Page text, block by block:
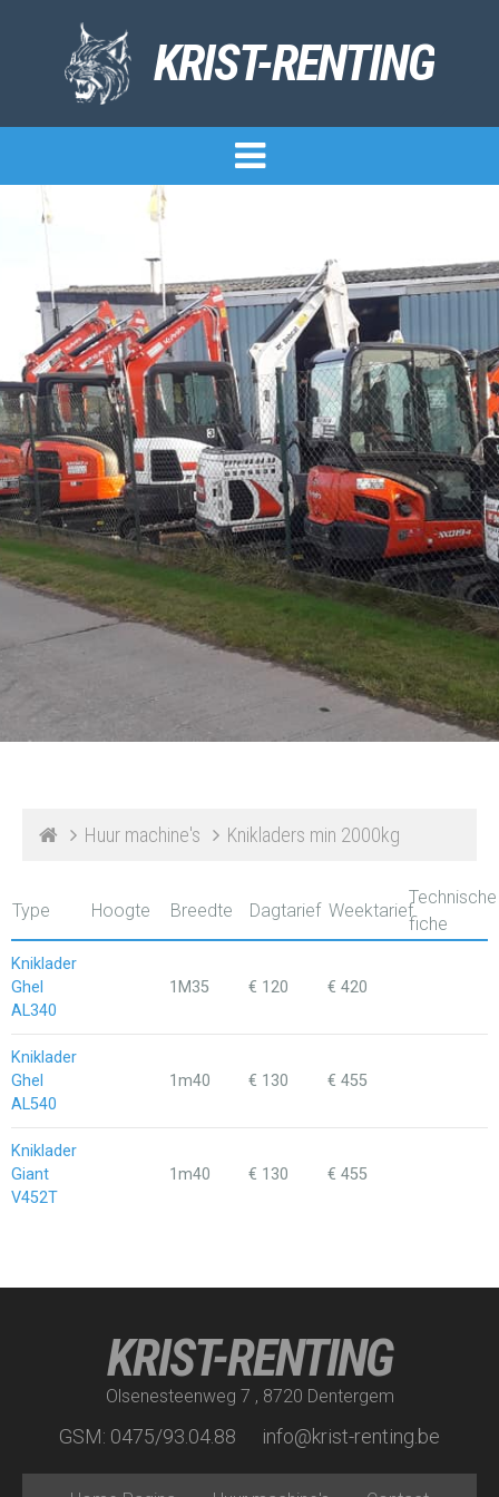
KRIST-RENTING
Huur machine's Knikladers min 2000kg
Type Hoogte Breedte Dagtarief Weektarief
Technische
fiche
Kniklader
Ghel
AL340
1M35 € 120 € 420
Kniklader
Ghel
AL540
1m40 € 130 € 455
Kniklader
Giant
V452T
1m40 € 130 € 455
KRIST-RENTING
Olsenesteenweg 7 , 8720 Dentergem
GSM: 0475/93.04.88 info@krist-renting.be